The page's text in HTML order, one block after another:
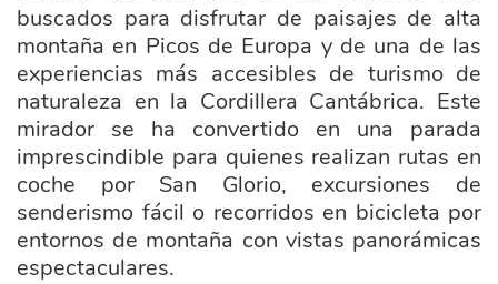
buscados para disfrutar de paisajes de alta
montaña en Picos de Europa y de una de las
experiencias más accesibles de turismo de
naturaleza en la Cordillera Cantábrica. Este
mirador se ha convertido en una parada
imprescindible para quienes realizan rutas en
coche por San Glorio, excursiones de
senderismo fácil o recorridos en bicicleta por
entornos de montaña con vistas panorámicas
espectaculares.